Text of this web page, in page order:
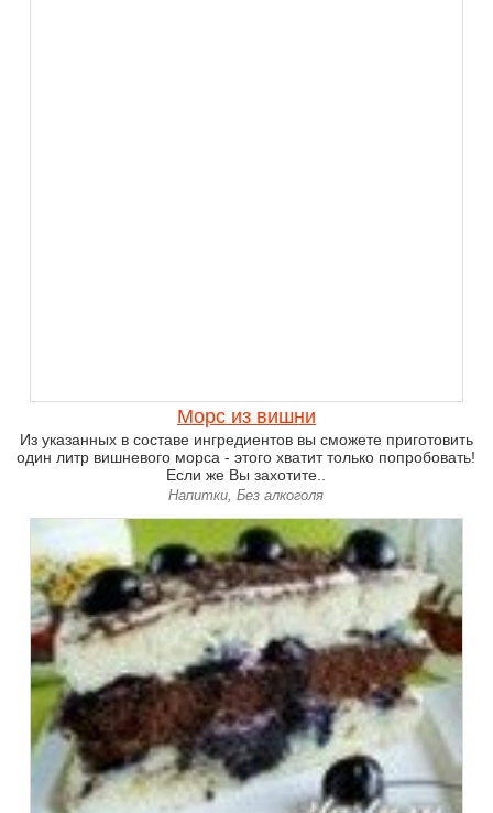
Морс из вишни
Из указанных в составе ингредиентов вы сможете приготовить
один литр вишневого морса - этого хватит только попробовать!
Если же Вы захотите..
Напитки, Без алкоголя